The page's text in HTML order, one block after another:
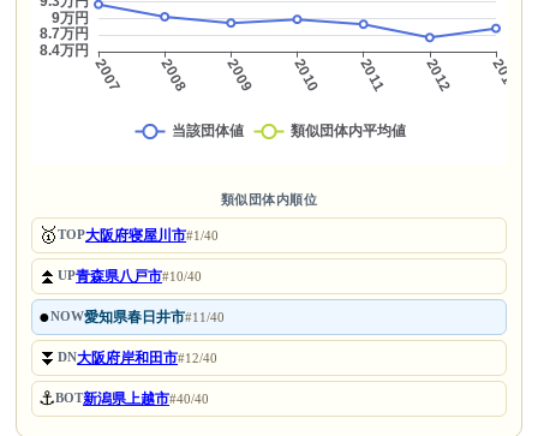
類似団体内順位
🥇TOP大阪府寝屋川市#1/40
⏫UP青森県八戸市#10/40
●NOW愛知県春日井市#11/40
⏬DN大阪府岸和田市#12/40
⚓BOT新潟県上越市#40/40